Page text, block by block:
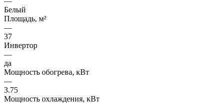
Белый
Площадь, м²
—
37
Инвертор
—
да
Мощность обогрева, кВт
—
3.75
Мощность охлаждения, кВт